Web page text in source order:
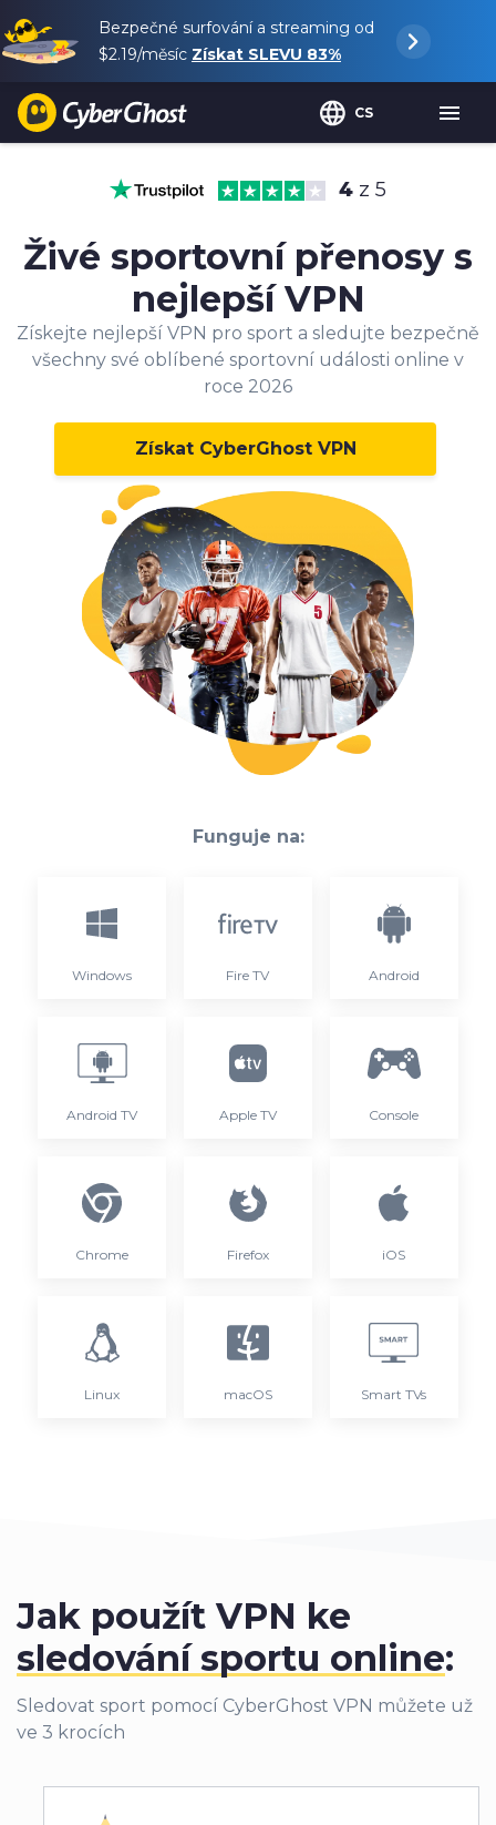
Bezpečné surfování a streaming od
$2.19/měsíc Získat SLEVU 83%
CS
4 z 5
Živé sportovní přenosy s
nejlepší VPN
Získejte nejlepší VPN pro sport a sledujte bezpečně
všechny své oblíbené sportovní události online v
roce 2026
Získat CyberGhost VPN
Funguje na:
Windows Fire TV Android
Android TV Apple TV Console
Chrome Firefox iOS
Linux macOS Smart TVs
Jak použít VPN ke
sledování sportu online:
Sledovat sport pomocí CyberGhost VPN můžete už
ve 3 krocích